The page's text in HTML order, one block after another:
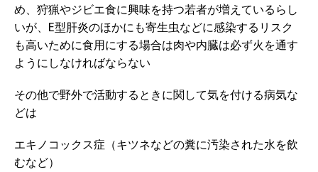
め、狩猟やジビエ食に興味を持つ若者が増えているらし
いが、E型肝炎のほかにも寄生虫などに感染するリスク
も高いために食用にする場合は肉や内臓は必ず火を通す
ようにしなければならない
その他で野外で活動するときに関して気を付ける病気な
どは
エキノコックス症（キツネなどの糞に汚染された水を飲
むなど）